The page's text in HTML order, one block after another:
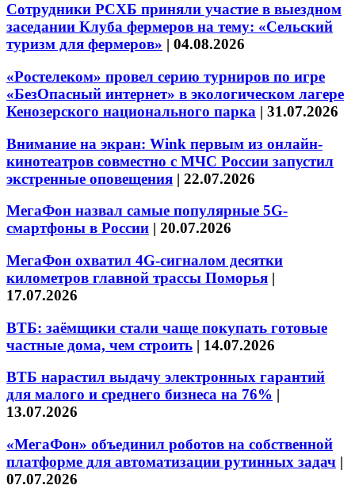
Сотрудники РСХБ приняли участие в выездном
заседании Клуба фермеров на тему: «Сельский
туризм для фермеров» | 04.08.2026
«Ростелеком» провел серию турниров по игре
«БезОпасный интернет» в экологическом лагере
Кенозерского национального парка | 31.07.2026
Внимание на экран: Wink первым из онлайн-
кинотеатров совместно с МЧС России запустил
экстренные оповещения | 22.07.2026
МегаФон назвал самые популярные 5G-
смартфоны в России | 20.07.2026
МегаФон охватил 4G-сигналом десятки
километров главной трассы Поморья |
17.07.2026
ВТБ: заёмщики стали чаще покупать готовые
частные дома, чем строить | 14.07.2026
ВТБ нарастил выдачу электронных гарантий
для малого и среднего бизнеса на 76% |
13.07.2026
«МегаФон» объединил роботов на собственной
платформе для автоматизации рутинных задач |
07.07.2026